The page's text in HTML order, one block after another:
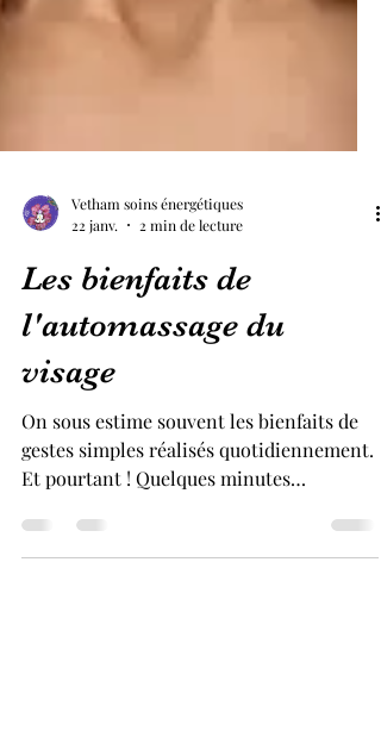
22 janv.
2 min de lecture
Les bienfaits de
l'automassage du
visage
On sous estime souvent les bienfaits de
gestes simples réalisés quotidiennement.
Et pourtant ! Quelques minutes
d'automassage chaque jour peuvent vous